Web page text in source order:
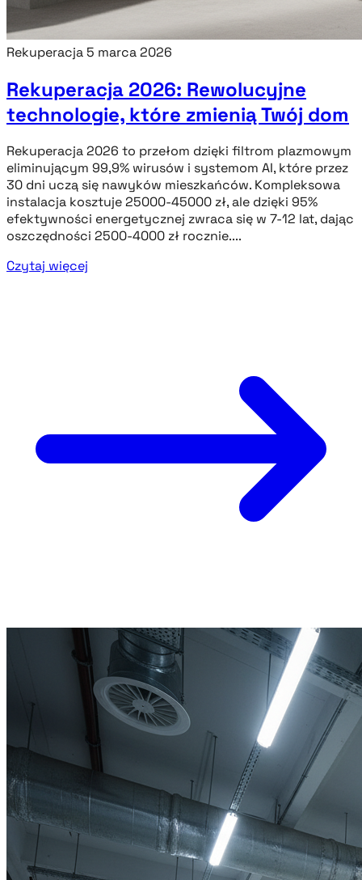
Rekuperacja5 marca 2026
Rekuperacja 2026: Rewolucyjne
technologie, które zmienią Twój dom
Rekuperacja 2026 to przełom dzięki filtrom plazmowym
eliminującym 99,9% wirusów i systemom AI, które przez
30 dni uczą się nawyków mieszkańców. Kompleksowa
instalacja kosztuje 25000-45000 zł, ale dzięki 95%
efektywności energetycznej zwraca się w 7-12 lat, dając
oszczędności 2500-4000 zł rocznie....
Czytaj więcej